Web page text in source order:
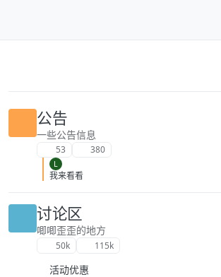
公告
一些公告信息
53 380
L
我来看看
讨论区
唧唧歪歪的地方
50k 115k
活动优惠